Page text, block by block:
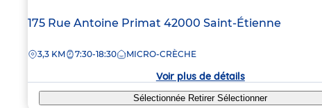
Adresse
la
175 Rue Antoine Primat 42000 Saint-Étienne
DISTANCE
3,3 KM 7:30-18:30 MICRO-CRÈCHE
Voir plus de détails
Sélectionnée RetirerSélectionner